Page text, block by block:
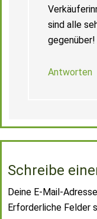
sind alle
gegenüber!
Antworten
Schreibe
Deine E-Mail-
Erforderliche Felder